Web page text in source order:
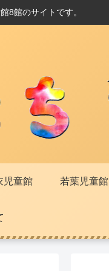
8館のサイトです。
児童館 若葉児童館